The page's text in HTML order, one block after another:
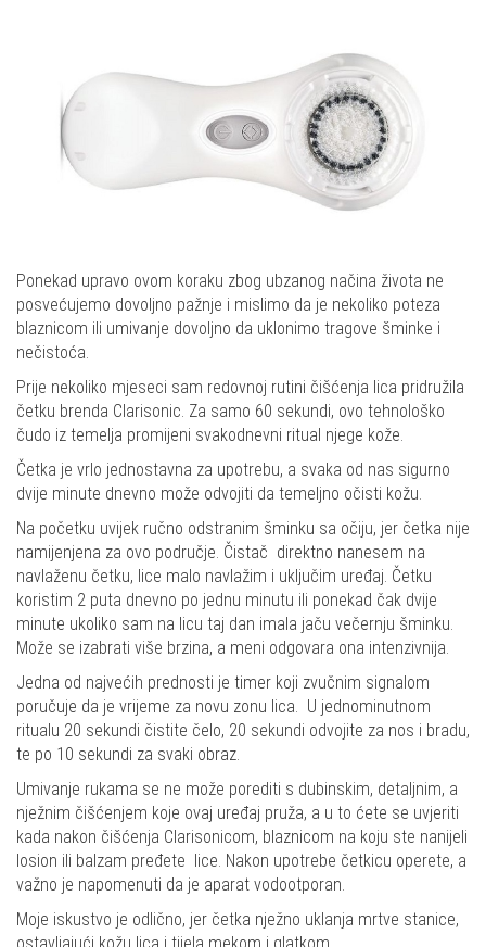
Ponekad upravo ovom koraku zbog ubzanog načina života ne
posvećujemo dovoljno pažnje i mislimo da je nekoliko poteza
blaznicom ili umivanje dovoljno da uklonimo tragove šminke i
nečistoća.
Prije nekoliko mjeseci sam redovnoj rutini čišćenja lica pridružila
četku brenda Clarisonic. Za samo 60 sekundi, ovo tehnološko
čudo iz temelja promijeni svakodnevni ritual njege kože.
Četka je vrlo jednostavna za upotrebu, a svaka od nas sigurno
dvije minute dnevno može odvojiti da temeljno očisti kožu.
Na početku uvijek ručno odstranim šminku sa očiju, jer četka nije
namijenjena za ovo područje. Čistač direktno nanesem na
navlaženu četku, lice malo navlažim i uključim uređaj. Četku
koristim 2 puta dnevno po jednu minutu ili ponekad čak dvije
minute ukoliko sam na licu taj dan imala jaču večernju šminku.
Može se izabrati više brzina, a meni odgovara ona intenzivnija.
Jedna od najvećih prednosti je timer koji zvučnim signalom
poručuje da je vrijeme za novu zonu lica. U jednominutnom
ritualu 20 sekundi čistite čelo, 20 sekundi odvojite za nos i bradu,
te po 10 sekundi za svaki obraz.
Umivanje rukama se ne može porediti s dubinskim, detaljnim, a
nježnim čišćenjem koje ovaj uređaj pruža, a u to ćete se uvjeriti
kada nakon čišćenja Clarisonicom, blaznicom na koju ste nanijeli
losion ili balzam pređete lice. Nakon upotrebe četkicu operete, a
važno je napomenuti da je aparat vodootporan.
Moje iskustvo je odlično, jer četka nježno uklanja mrtve stanice,